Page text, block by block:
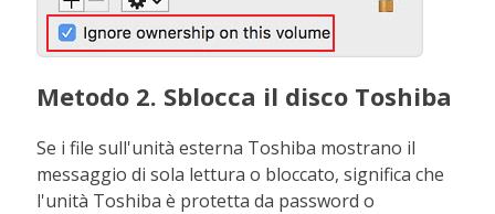
Metodo 2. Sblocca il disco Toshiba
Se i file sull'unità esterna Toshiba mostrano il
messaggio di sola lettura o bloccato, significa che
l'unità Toshiba è protetta da password o